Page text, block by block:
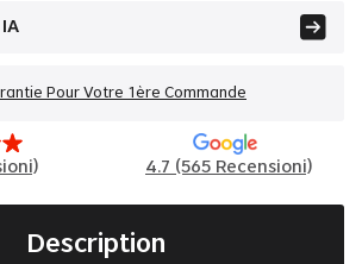
Pour Votre 1ère Commande
4.7 (565 Recensioni)
Description